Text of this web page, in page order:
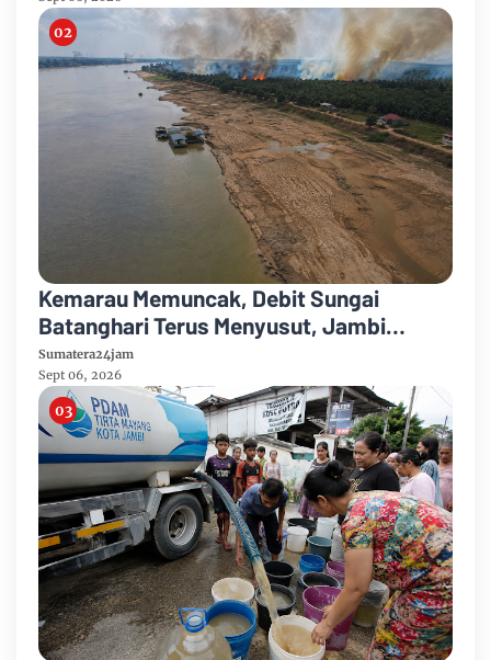
Kemarau Memuncak, Debit Sungai
Batanghari Terus Menyusut, Jambi
Hadapi Ancaman Krisis Air Bersih dan
Karhutla
Sumatera24jam
Sept 06, 2026